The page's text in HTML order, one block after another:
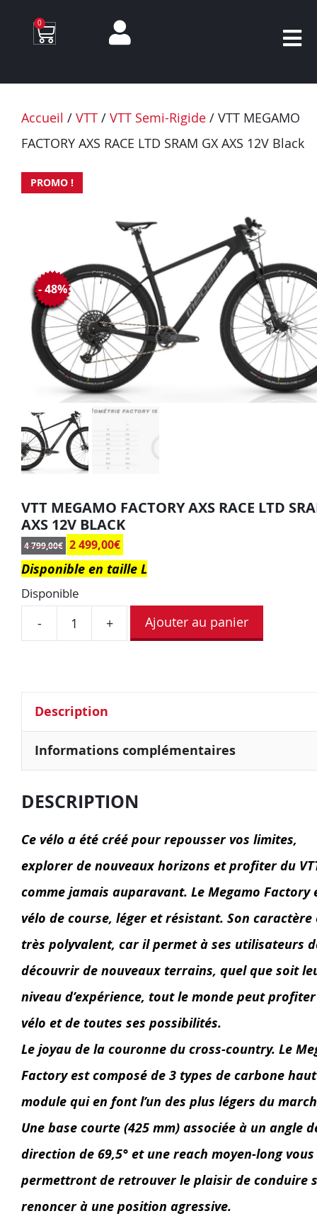
0
Accueil / VTT / VTT Semi-Rigide / VTT MEGAMO
FACTORY AXS RACE LTD SRAM GX AXS 12V Black
PROMO !
VTT MEGAMO FACTORY AXS RACE LTD
AXS 12V BLACK
4 799,00€ 2 499,00€
- 48%
Disponible en taille L
Disponible
- + Ajouter au panier
Description
Informations complémentaires
DESCRIPTION
Ce vélo a été créé pour repousser vos limites,
explorer de nouveaux horizons et profiter du
comme jamais auparavant. Le Megamo Factory
vélo de course, léger et résistant. Son caractère
très polyvalent, car il permet à ses utilisateurs
découvrir de nouveaux terrains, quel que soit
niveau d’expérience, tout le monde peut
vélo et de toutes ses possibilités.
Le joyau de la couronne du cross-country. Le
Factory est composé de 3 types de carbone haut
module qui en font l’un des plus légers du
Une base courte (425 mm) associée à un angle
direction de 69,5° et une reach moyen-long vous
permettront de retrouver le plaisir de conduire
renoncer à une position agressive.